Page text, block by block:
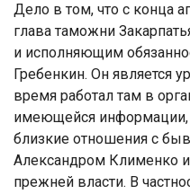
Дело в том, что с конца
глава таможни
и исполняющим
Гребенкин. Он является
время работал там в
имеющейся информации,
близкие отношения с
Александром Клименко
прежней власти. В